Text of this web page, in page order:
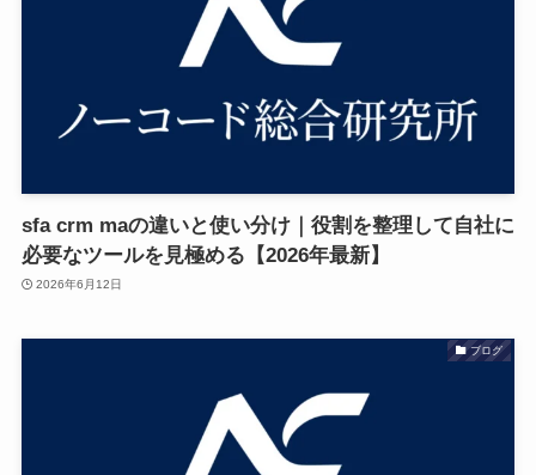
sfa crm maの違いと使い分け｜役割を整理して自社に
必要なツールを見極める【2026年最新】
2026年6月12日
ブログ